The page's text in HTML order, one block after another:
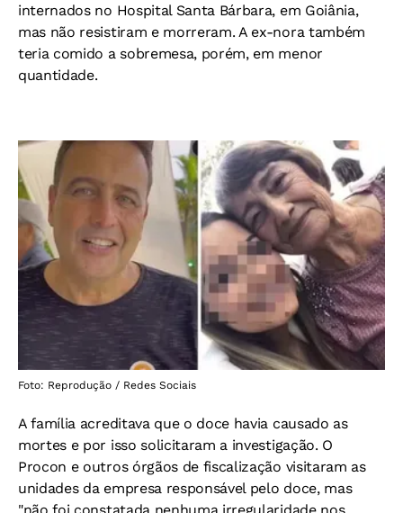
internados no Hospital Santa Bárbara, em Goiânia,
mas não resistiram e morreram. A ex-nora também
teria comido a sobremesa, porém, em menor
quantidade.
Foto: Reprodução / Redes Sociais
A família acreditava que o doce havia causado as
mortes e por isso solicitaram a investigação. O
Procon e outros órgãos de fiscalização visitaram as
unidades da empresa responsável pelo doce, mas
"não foi constatada nenhuma irregularidade nos